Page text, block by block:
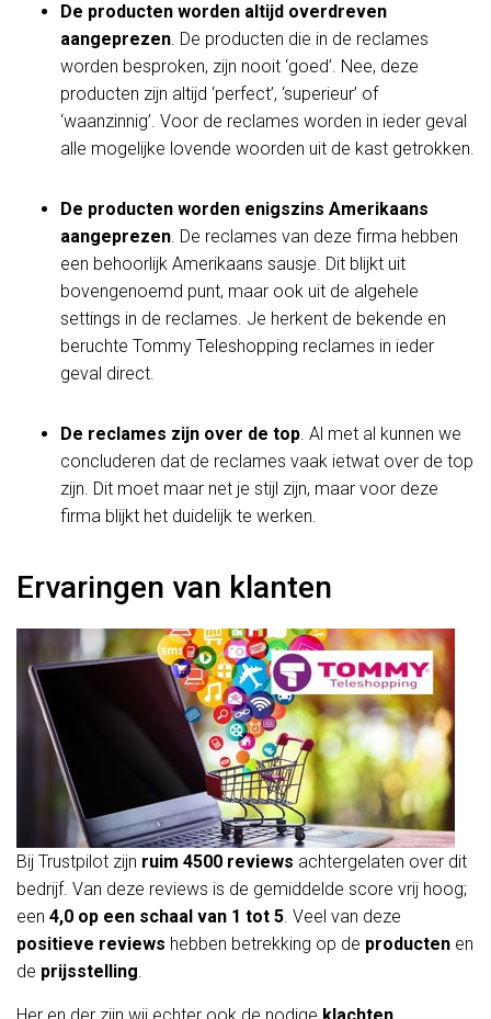
De producten worden altijd overdreven
aangeprezen. De producten die in de reclames
worden besproken, zijn nooit ‘goed’. Nee, deze
producten zijn altijd ‘perfect’, ‘superieur’ of
‘waanzinnig’. Voor de reclames worden in ieder geval
alle mogelijke lovende woorden uit de kast getrokken.
De producten worden enigszins Amerikaans
aangeprezen. De reclames van deze firma hebben
een behoorlijk Amerikaans sausje. Dit blijkt uit
bovengenoemd punt, maar ook uit de algehele
settings in de reclames. Je herkent de bekende en
beruchte Tommy Teleshopping reclames in ieder
geval direct.
De reclames zijn over de top. Al met al kunnen we
concluderen dat de reclames vaak ietwat over de top
zijn. Dit moet maar net je stijl zijn, maar voor deze
firma blijkt het duidelijk te werken.
Ervaringen van klanten
Bij Trustpilot zijn ruim 4500 reviews achtergelaten over dit
bedrijf. Van deze reviews is de gemiddelde score vrij hoog;
een 4,0 op een schaal van 1 tot 5. Veel van deze
positieve reviews hebben betrekking op de producten en
de prijsstelling.